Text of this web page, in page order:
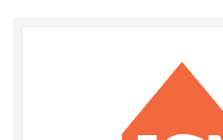
Referenzstandards für die Umweltanalytik
Referenzstandards für physikalische
Organische Referenzstandards
Anorganische Referenzstandards